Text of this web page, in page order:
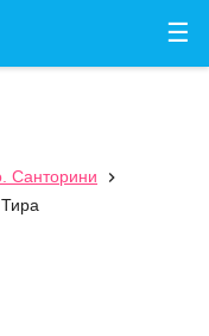
☰
Санторини
